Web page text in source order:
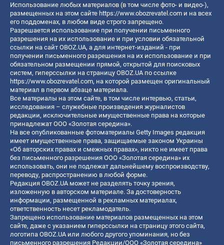
Использование любых материалов (в том числе фото- и видео-),
размещенных на этом сайте https://www.obozrevatel.com и на всех
его поддоменах, в любом виде строго запрещено.
Разрешается использование при получении письменного
разрешения на их использование и при условии обязательной
ссылки на сайт OBOZ.UA, а для интернет-изданий - при
получении письменного разрешения на их использование и при
обязательном размещении прямой, открытой для поисковых
систем, гиперссылки на страницу OBOZ.UA по ссылке
https://www.obozrevatel.com, на которой размещен оригинальный
материал в первом абзаце материала.
Все материалы на этом сайте, в том числе интервью, статьи,
исследования – служебные произведения журналистов
редакции, исключительные имущественные права на которые
принадлежат ООО «Золотая середина».
На все опубликованные фотоматериалы Getty Images редакция
имеет имущественные права, защищаемые законом Украины
«Об авторских правах и смежных правах», никто не имеет права
без письменного разрешения ООО «Золотая середина» их
использовать, они не подлежат дальнейшему воспроизводству,
переводу, распространению в любой форме.
Редакция OBOZ.UA может не разделять точку зрения,
изложенную в авторском материале. За достоверность
информации, размещенной в рекламных материалах,
ответственность несет рекламодатель.
Запрещено использование материалов размещенных на этом
сайте, даже с указанием гиперссылки на страницу этого сайта,
логотипа OBOZ.UA или любого другого упоминания, но без
письменного разрешения Редакции/ООО «Золотая середина»